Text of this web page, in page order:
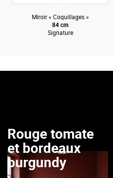
Miroir « Coquillages »
84 cm
Signature
Rouge tomate
et bordeaux
burgundy